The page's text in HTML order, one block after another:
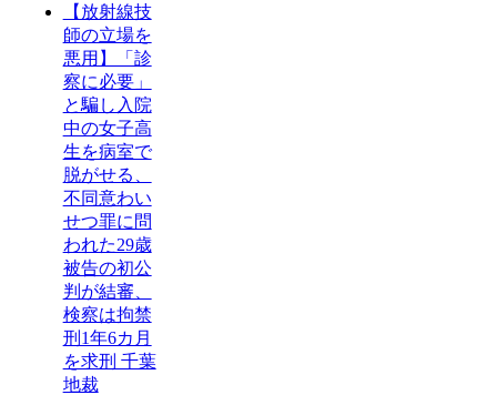
【放射線技
師の立場を
悪用】「診
察に必要」
と騙し入院
中の女子高
生を病室で
脱がせる、
不同意わい
せつ罪に問
われた29歳
被告の初公
判が結審、
検察は拘禁
刑1年6カ月
を求刑 千葉
地裁